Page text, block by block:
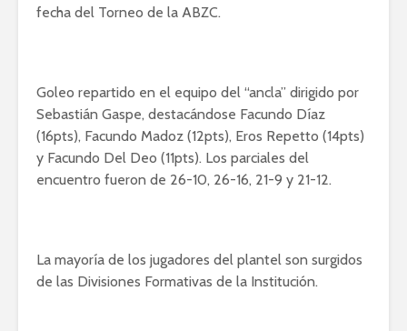
fecha del Torneo de la ABZC.
Goleo repartido en el equipo del “ancla” dirigido por
Sebastián Gaspe, destacándose Facundo Díaz
(16pts), Facundo Madoz (12pts), Eros Repetto (14pts)
y Facundo Del Deo (11pts). Los parciales del
encuentro fueron de 26-10, 26-16, 21-9 y 21-12.
La mayoría de los jugadores del plantel son surgidos
de las Divisiones Formativas de la Institución.